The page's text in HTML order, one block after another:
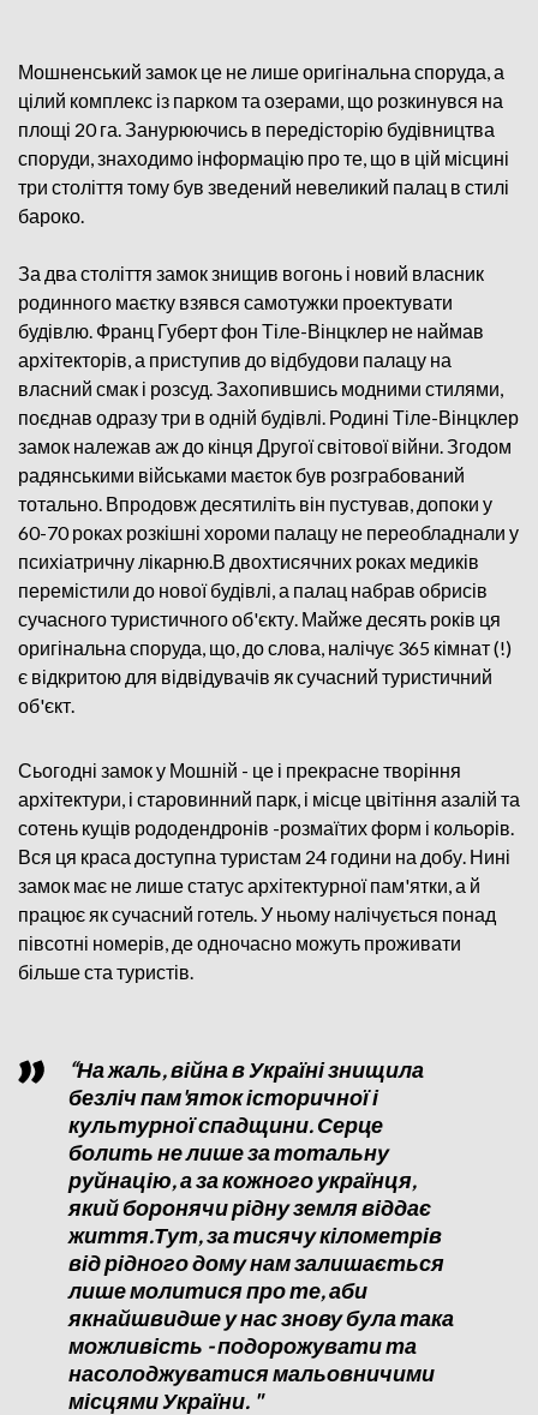
Мошненський замок це не лише оригінальна споруда, а
цілий комплекс із парком та озерами, що розкинувся на
площі 20 га. Занурюючись в передісторію будівництва
споруди, знаходимо інформацію про те, що в цій місцині
три століття тому був зведений невеликий палац в стилі
бароко.
За два століття замок знищив вогонь і новий власник
родинного маєтку взявся самотужки проектувати
будівлю. Франц Губерт фон Тіле-Вінцклер не наймав
архітекторів, а приступив до відбудови палацу на
власний смак і розсуд. Захопившись модними стилями,
поєднав одразу три в одній будівлі. Родині Тіле-Вінцклер
замок належав аж до кінця Другої світової війни. Згодом
радянськими військами маєток був розграбований
тотально. Впродовж десятиліть він пустував, допоки у
60-70 роках розкішні хороми палацу не переобладнали у
психіатричну лікарню.В двохтисячних роках медиків
перемістили до нової будівлі, а палац набрав обрисів
сучасного туристичного об'єкту. Майже десять років ця
оригінальна споруда, що, до слова, налічує 365 кімнат (!)
є відкритою для відвідувачів як сучасний туристичний
об'єкт.
Сьогодні замок у Мошній - це і прекрасне творіння
архітектури, і старовинний парк, і місце цвітіння азалій та
сотень кущів рододендронів -розмаїтих форм і кольорів.
Вся ця краса доступна туристам 24 години на добу. Нині
замок має не лише статус архітектурної пам'ятки, а й
працює як сучасний готель. У ньому налічується понад
півсотні номерів, де одночасно можуть проживати
більше ста туристів.
“На жаль, війна в Україні знищила
безліч пам'яток історичної і
культурної спадщини. Серце
болить не лише за тотальну
руйнацію, а за кожного українця,
який боронячи рідну земля віддає
життя.Тут, за тисячу кілометрів
від рідного дому нам залишається
лише молитися про те, аби
якнайшвидше у нас знову була така
можливість - подорожувати та
насолоджуватися мальовничими
місцями України. "